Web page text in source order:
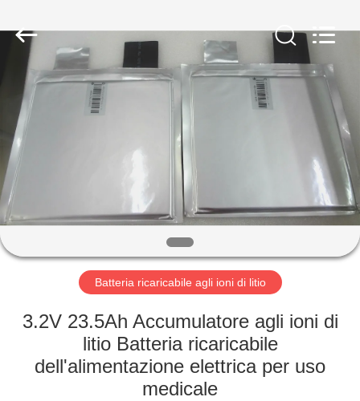
CASA
PRODOTTI
MOSTRA
VR
CIRCA
DELLA
New
Energy
Technology
Co,.Ltd..
Rights
Reserved.
Batteria ricaricabile agli ioni di litio
3.2V 23.5Ah Accumulatore agli ioni di
litio Batteria ricaricabile
dell'alimentazione elettrica per uso
medicale